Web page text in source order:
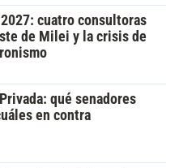
cuatro consultoras
de Milei y la crisis de
qué senadores
en contra